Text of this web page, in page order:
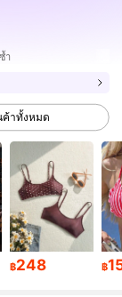
ำ
าทั้งหมด
฿248 ฿